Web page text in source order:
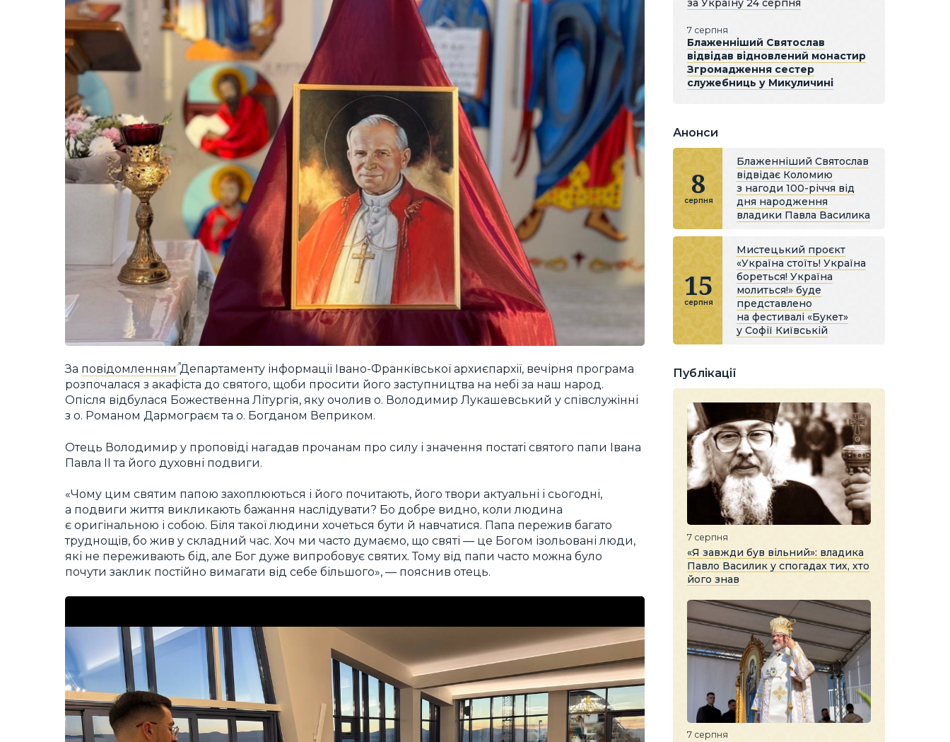
За повідомленнямДепартаменту інформації Івано-Франківської архиєпархії, вечірня програма
розпочалася з акафіста до святого, щоби просити його заступництва на небі за наш народ.
Опісля відбулася Божественна Літургія, яку очолив о. Володимир Лукашевський у співслужінні
з о. Романом Дармограєм та о. Богданом Веприком.
Отець Володимир у проповіді нагадав прочанам про силу і значення постаті святого папи Івана
Павла II та його духовні подвиги.
«Чому цим святим папою захоплюються і його почитають, його твори актуальні і сьогодні,
а подвиги життя викликають бажання наслідувати? Бо добре видно, коли людина
є оригінальною і собою. Біля такої людини хочеться бути й навчатися. Папа пережив багато
труднощів, бо жив у складний час. Хоч ми часто думаємо, що святі — це Богом ізольовані люди,
які не переживають бід, але Бог дуже випробовує святих. Тому від папи часто можна було
почути заклик постійно вимагати від себе більшого», — пояснив отець.
за Україну 24 серпня
7 серпня
Блаженніший Святослав
відвідав відновлений монастир
Згромадження сестер
служебниць у Микуличині
Анонси
8
серпня
Блаженніший Святослав
відвідає Коломию
з нагоди 100-річчя від
дня народження
владики Павла Василика
15
серпня
Мистецький проєкт
«Україна стоїть! Україна
бореться! Україна
молиться!» буде
представлено
на фестивалі «Букет»
у Софії Київській
Публікації
7 серпня
«Я завжди був вільний»: владика
Павло Василик у спогадах тих, хто
його знав
7 серпня